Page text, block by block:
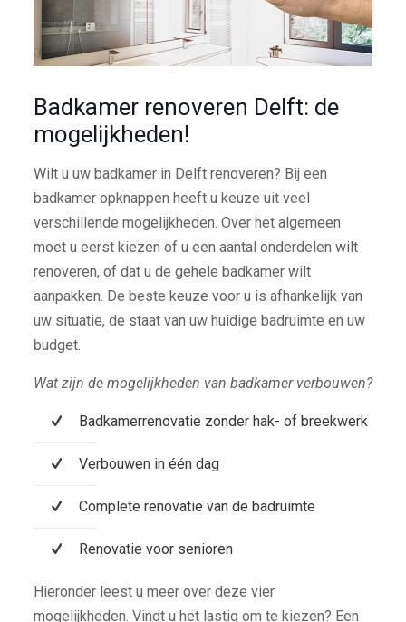
Badkamer renoveren Delft: de
mogelijkheden!
Wilt u uw badkamer in Delft renoveren? Bij een
badkamer opknappen heeft u keuze uit veel
verschillende mogelijkheden. Over het algemeen
moet u eerst kiezen of u een aantal onderdelen wilt
renoveren, of dat u de gehele badkamer wilt
aanpakken. De beste keuze voor u is afhankelijk van
uw situatie, de staat van uw huidige badruimte en uw
budget.
Wat zijn de mogelijkheden van badkamer verbouwen?
Badkamerrenovatie zonder hak- of breekwerk
Verbouwen in één dag
Complete renovatie van de badruimte
Renovatie voor senioren
Hieronder leest u meer over deze vier
mogelijkheden. Vindt u het lastig om te kiezen? Een